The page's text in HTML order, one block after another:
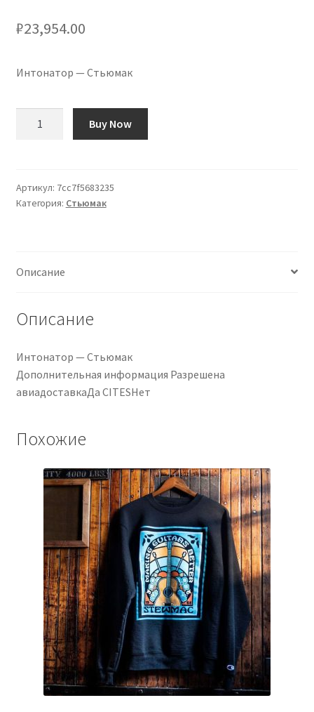
₽23,954.00
Интонатор — Стьюмак
-
Stewmac
Buy Now
Артикул: 7cc7f5683235
Категория: Стьюмак
Описание
Описание
Интонатор — Стьюмак
Дополнительная информация Разрешена
авиадоставкаДа CITESНет
Похожие